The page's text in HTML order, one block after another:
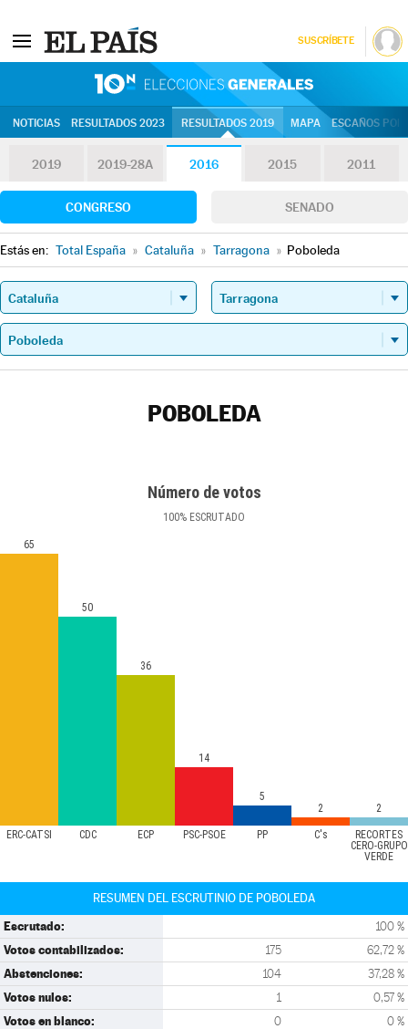
SUSCRÍBETE
NOTICIAS RESULTADOS 2023 RESULTADOS 2019 MAPA ESCAÑOS
2019 2019-28A 2016 2015 2011
CONGRESO SENADO
Estás en: Total España » Cataluña » Tarragona » Poboleda
POBOLEDA
Número de votos
100% ESCRUTADO
ERC-CATSÍ CDC ECP PSC-PSOE PP C's
RECORTES
CERO-GRUPO
VERDE
65
50
36
14
5
2
2
RESUMEN DEL ESCRUTINIO DE POBOLEDA
Escrutado: 100 %
Votos contabilizados: 175 62,72 %
Abstenciones: 104 37,28 %
Votos nulos: 1 0,57 %
Votos en blanco: 0 0 %